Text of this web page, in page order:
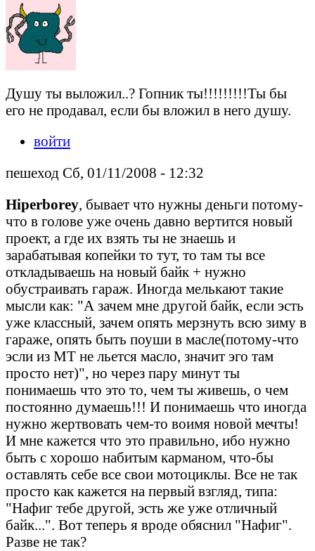
Душу ты выложил..? Гопник ты!!!!!!!!!Ты бы
его не продавал, если бы вложил в него душу.
войти
пешеход Сб, 01/11/2008 - 12:32
Hiperborey, бывает что нужны деньги потому-
что в голове уже очень давно вертится новый
проект, а где их взять ты не знаешь и
зарабатывая копейки то тут, то там ты все
откладываешь на новый байк + нужно
обустраивать гараж. Иногда мелькают такие
мысли как: "А зачем мне другой байк, если эсть
уже классный, зачем опять мерзнуть всю зиму в
гараже, опять быть поуши в масле(потому-что
эсли из МТ не льется масло, значит эго там
просто нет)", но через пару минут ты
понимаешь что это то, чем ты живешь, о чем
постоянно думаешь!!! И понимаешь что иногда
нужно жертвовать чем-то воимя новой мечты!
И мне кажется что это правильно, ибо нужно
быть с хорошо набитым карманом, что-бы
оставлять себе все свои мотоциклы. Все не так
просто как кажется на первый взгляд, типа:
"Нафиг тебе другой, эсть же уже отличный
байк...". Вот теперь я вроде обяснил "Нафиг".
Разве не так?